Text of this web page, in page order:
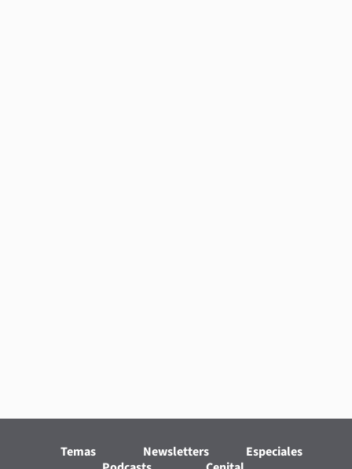
Temas Newsletters
Especiales